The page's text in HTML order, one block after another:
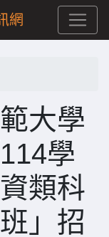
網
大學
學
類科
」招